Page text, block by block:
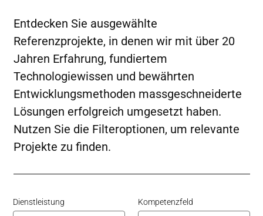
Entdecken Sie ausgewählte
Referenzprojekte, in denen wir mit über 20
Jahren Erfahrung, fundiertem
Technologiewissen und bewährten
Entwicklungsmethoden massgeschneiderte
Lösungen erfolgreich umgesetzt haben.
Nutzen Sie die Filteroptionen, um relevante
Projekte zu finden.
Kompetenzfeld
Dienstleistung